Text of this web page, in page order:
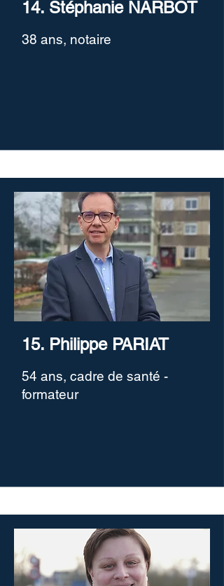
14. Stéphanie NARBOT
38 ans, notaire
15. Philippe PARIAT
54 ans, cadre de santé -
formateur